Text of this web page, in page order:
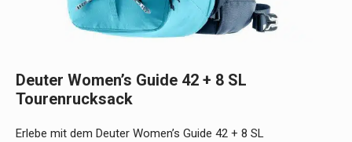
Deuter Women’s Guide 42 + 8 SL
Tourenrucksack
Erlebe mit dem Deuter Women’s Guide 42 + 8 SL